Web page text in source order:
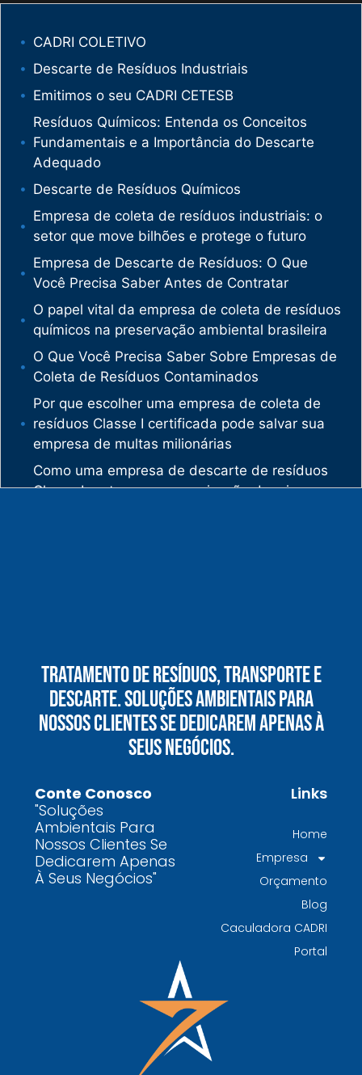
CADRI COLETIVO
Descarte de Resíduos Industriais
Emitimos o seu CADRI CETESB
Resíduos Químicos: Entenda os Conceitos
Fundamentais e a Importância do Descarte
Adequado
Descarte de Resíduos Químicos
Empresa de coleta de resíduos industriais: o
setor que move bilhões e protege o futuro
Empresa de Descarte de Resíduos: O Que
Você Precisa Saber Antes de Contratar
O papel vital da empresa de coleta de resíduos
químicos na preservação ambiental brasileira
O Que Você Precisa Saber Sobre Empresas de
Coleta de Resíduos Contaminados
Por que escolher uma empresa de coleta de
resíduos Classe I certificada pode salvar sua
empresa de multas milionárias
Como uma empresa de descarte de resíduos
Classe I protege sua organização de crimes
vê oportunidades bilionárias esperando para
serem exploradas.
O que uma empresa de gestão de resíduos
químicos precisa fazer para garantir segurança
e conformidade legal no Brasil
contaminados protege o meio ambiente e
garante conformidade legal no Brasil
Por que contratar uma empresa de gestão de
resíduos classe I é fundamental para sua
indústria
gerenciamento de resíduos especializada é
TODAS AS
POSTAGENS
Tratamento De Resíduos, Transporte E
Descarte. Soluções Ambientais Para
Nossos Clientes Se Dedicarem Apenas À
Seus Negócios.
Conte Conosco
"Soluções
Ambientais Para
Nossos Clientes Se
Dedicarem Apenas
À Seus Negócios"
Links
Home
Empresa
Orçamento
Blog
Caculadora CADRI
Portal